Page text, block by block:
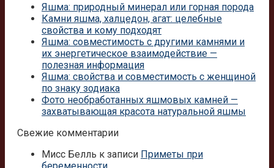
Яшма: природный минерал или горная порода
Камни яшма, халцедон, агат: целебные
свойства и кому подходят
Яшма: совместимость с другими камнями и
их энергетическое взаимодействие —
полезная информация
Яшма: свойства и совместимость с женщиной
по знаку зодиака
Фото необработанных яшмовых камней —
захватывающая красота натуральной яшмы
Свежие комментарии
Мисс Белль к записи Приметы при
беременности.